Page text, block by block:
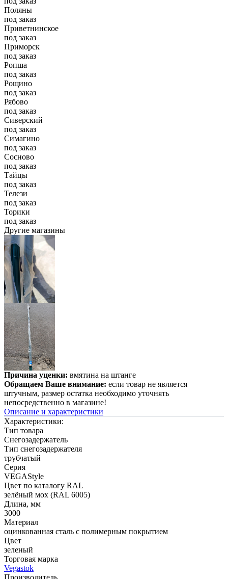
Поляны
под заказ
Приветнинское
под заказ
Приморск
под заказ
Ропша
под заказ
Рощино
под заказ
Рябово
под заказ
Сиверский
под заказ
Симагино
под заказ
Сосново
под заказ
Тайцы
под заказ
Телези
под заказ
Торики
под заказ
Другие магазины
Причина уценки: вмятина на штанге
Обращаем Ваше внимание: если товар не является
штучным, размер остатка необходимо уточнять
непосредственно в магазине!
Описание и характеристики
Характеристики:
Тип товара
Снегозадержатель
Тип снегозадержателя
трубчатый
Серия
VEGAStyle
Цвет по каталогу RAL
зелёный мох (RAL 6005)
Длина, мм
3000
Материал
оцинкованная сталь с полимерным покрытием
Цвет
зеленый
Торговая марка
Vegastok